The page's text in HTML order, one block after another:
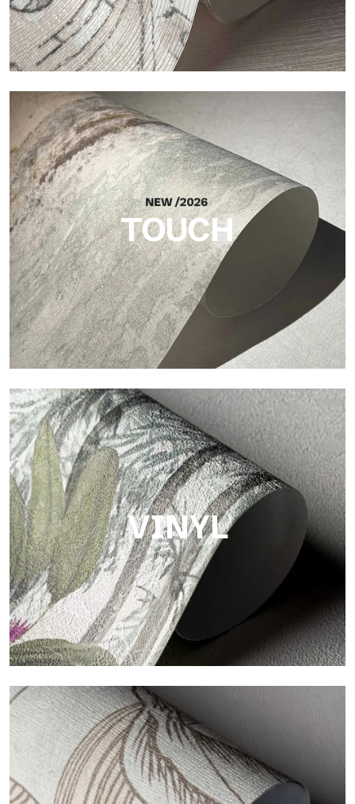
Craft
Oberfläche, inspiriert von natürlichen Fasern, mit einer
essentiellen Struktur, die der Fläche Balance, Tiefe und eine
elegante Materialität verleiht.
TOUCH
Touch
Oberfläche mit faseriger und unregelmäßiger Struktur und
einer weichen Textur, die Wärme und Authentizität vermittelt.
VINYL
Vinyl
Die Vinyloberflächen der Tapeten von Tecnografica bieten
widerstandsfähige, strukturierte und optisch anspruchsvolle
Flächen.